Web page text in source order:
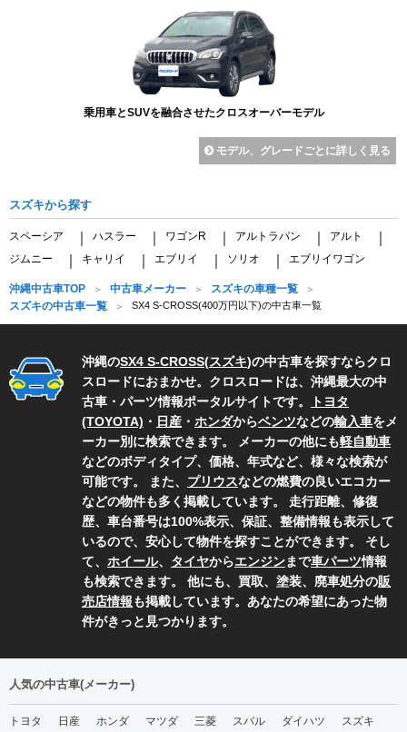
乗用車とSUVを融合させたクロスオーバーモデル
モデル、グレードごとに詳しく見る
スズキから探す
スペーシア ハスラー ワゴンR アルトラパン アルト
ジムニー キャリイ エブリイ ソリオ エブリイワゴン
沖縄中古車TOP 中古車メーカー
スズキの車種一覧
スズキの中古車一覧
SX4 S-CROSS(400万円以下)の中古車一覧
沖縄のSX4 S-CROSS(スズキ)の中古車を探すならクロ
スロードにおまかせ。クロスロードは、沖縄最大の中
古車・パーツ情報ポータルサイトです。
トヨタ
(TOYOTA) ・ 日産 ・ ホンダからベンツなどの輸入車をメ
ーカー別に検索できます。 メーカーの他にも軽自動車
などのボディタイプ、価格、年式など、様々な検索が
可能です。 また、 プリウスなどの燃費の良いエコカー
などの物件も多く掲載しています。 走行距離、修復
歴、車台番号は100%表示、保証、整備情報も表示して
いるので、安心して物件を探すことができます。 そし
て、 ホイール、 タイヤからエンジンまで車パーツ情報
も検索できます。 他にも、買取、塗装、廃車処分の販
売店情報も掲載しています。あなたの希望にあった物
件がきっと見つかります。
人気の中古車(メーカー)
トヨタ 日産 ホンダ マツダ 三菱 スバル ダイハツ
スズキ